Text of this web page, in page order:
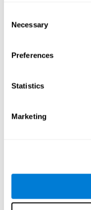
Selection
Necessary
Preferences
Statistics
Marketing
노인 센터에서 공지 및
지 하는것에 대해 불평하
전부터 수면의 질이 좋지
및 간단한 긴장감 설문지
제되었습니다. 또한, 시각,
및 중추 신경계에 영향을
용하는 경우를 제외하고)
가자의 실행에 적응하지
측정 변수